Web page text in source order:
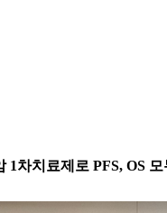
차치료제로 PFS, OS